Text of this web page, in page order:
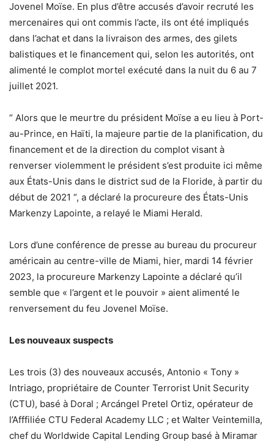
Jovenel Moïse. En plus d’être accusés d’avoir recruté les
mercenaires qui ont commis l’acte, ils ont été impliqués
dans l’achat et dans la livraison des armes, des gilets
balistiques et le financement qui, selon les autorités, ont
alimenté le complot mortel exécuté dans la nuit du 6 au 7
juillet 2021.
“ Alors que le meurtre du président Moïse a eu lieu à Port-
au-Prince, en Haïti, la majeure partie de la planification, du
financement et de la direction du complot visant à
renverser violemment le président s’est produite ici même
aux États-Unis dans le district sud de la Floride, à partir du
début de 2021 “, a déclaré la procureure des États-Unis
Markenzy Lapointe, a relayé le Miami Herald.
Lors d’une conférence de presse au bureau du procureur
américain au centre-ville de Miami, hier, mardi 14 février
2023, la procureure Markenzy Lapointe a déclaré qu’il
semble que « l’argent et le pouvoir » aient alimenté le
renversement du feu Jovenel Moïse.
Les nouveaux suspects
Les trois (3) des nouveaux accusés, Antonio « Tony »
Intriago, propriétaire de Counter Terrorist Unit Security
(CTU), basé à Doral ; Arcángel Pretel Ortiz, opérateur de
l’Afffiliée CTU Federal Academy LLC ; et Walter Veintemilla,
chef du Worldwide Capital Lending Group basé à Miramar